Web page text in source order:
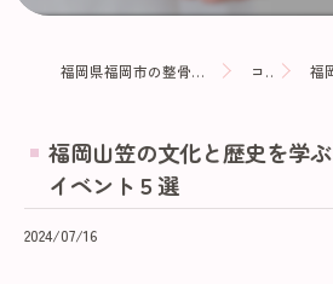
福岡県福岡市の整骨院ならさくらざか整骨院 コラム 福岡
福岡山笠の文化と歴史を学
イベント５選
2024/07/16